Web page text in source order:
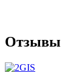
Отзывы